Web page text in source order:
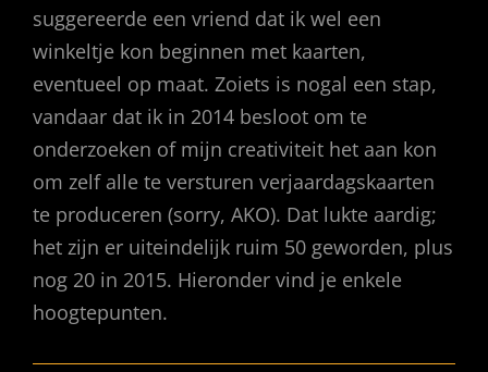
suggereerde een vriend dat ik wel een
winkeltje kon beginnen met kaarten,
eventueel op maat. Zoiets is nogal een stap,
vandaar dat ik in 2014 besloot om te
onderzoeken of mijn creativiteit het aan kon
om zelf alle te versturen verjaardagskaarten
te produceren (sorry, AKO). Dat lukte aardig;
het zijn er uiteindelijk ruim 50 geworden, plus
nog 20 in 2015. Hieronder vind je enkele
hoogtepunten.